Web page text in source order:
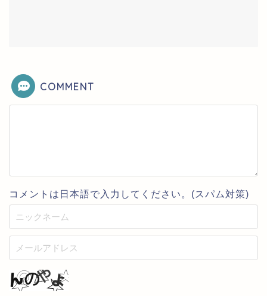
COMMENT
コメントは日本語で入力してください。(スパム対策)